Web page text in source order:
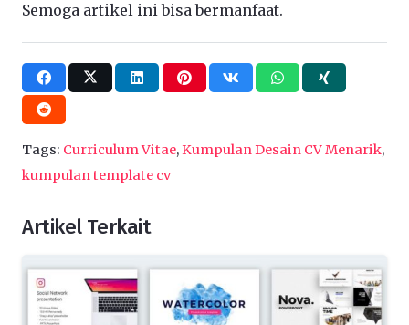
Semoga artikel ini bisa bermanfaat.
Tags: Curriculum Vitae,Kumpulan Desain CV Menarik,
kumpulan template cv
Artikel Terkait